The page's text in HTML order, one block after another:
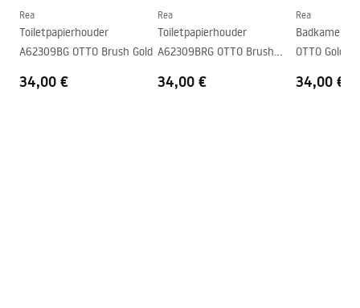
Rea
Toiletpapierhouder
A62309BG OTTO Brush Gold
34,00 €
Rea
Toiletpapierhouder
A62309BRG OTTO Brush
34,00 €
Rea
OTTO Gold
34,00 €